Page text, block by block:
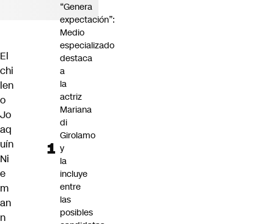
El
chi
len
o
Jo
aq
uín
Ni
e
m
an
n
“Genera
expectación”:
Medio
especializado
destaca
a
la
actriz
Mariana
di
Girolamo
y
la
incluye
entre
las
posibles